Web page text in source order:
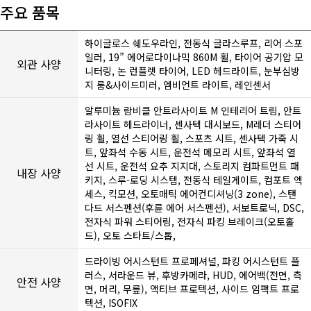
주요 품목
외관 사양
하이글로스 쉐도우라인, 전동식 글라스루프, 리어 스포
일러, 19” 에어로다이나믹 860M 휠, 타이어 공기압 모
니터링, 논 런플렛 타이어, LED 헤드라이트, 눈부심방
지 룸&사이드미러, 엠비언트 라이트, 레인센서
내장 사양
알루미늄 람비클 안트라사이트 M 인테리어 트림, 안트
라사이트 헤드라이너, 센사텍 대시보드, M레더 스티어
링 휠, 열선 스티어링 휠, 스포츠 시트, 센사텍 가죽 시
트, 앞좌석 수동 시트, 운전석 메모리 시트, 앞좌석 열
선 시트, 운전석 요추 지지대, 스토리지 컴파트먼트 패
키지, 스루-로딩 시스템, 전동식 테일게이트, 컴포트 엑
세스, 킥모션, 오토매틱 에어컨디셔닝(3 zone), 스탠
다드 서스펜션(후륜 에어 서스펜션), 서보트로닉, DSC,
전자식 파워 스티어링, 전자식 파킹 브레이크(오토홀
드), 오토 스타트/스톱,
안전 사양
드라이빙 어시스턴트 프로페셔널, 파킹 어시스턴트 플
러스, 서라운드 뷰, 후방카메라, HUD, 에어백(전면, 측
면, 머리, 무릎), 액티브 프로텍션, 사이드 임팩트 프로
텍션, ISOFIX